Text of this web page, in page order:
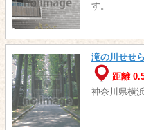
す。
滝の川せせ
距離
神奈川県横